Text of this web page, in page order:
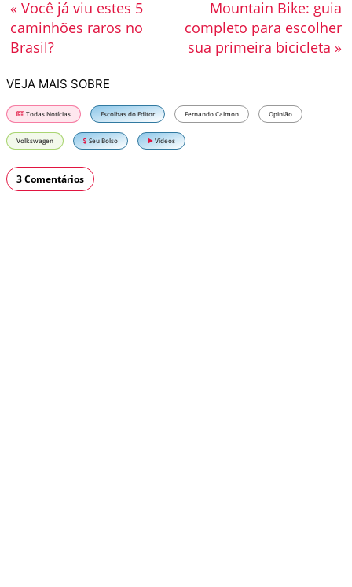
Mountain Bike: guia
completo para escolher
sua primeira bicicleta »
« Você já viu estes 5
caminhões raros no
Brasil?
VEJA MAIS SOBRE
Todas Notícias Escolhas do Editor Fernando Calmon Opinião
Volkswagen Seu Bolso Vídeos
3 Comentários